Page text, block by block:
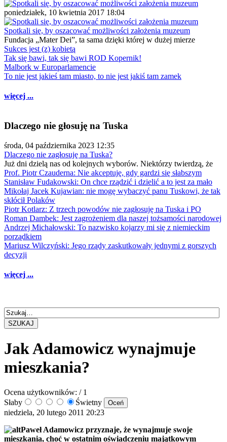
poniedziałek, 10 kwietnia 2017 18:04
Spotkali się, by oszacować możliwości założenia muzeum
Fundacja „Mater Dei”, ta sama dzięki której w dużej mierze
Sukces jest (z) kobietą
Tak się bawi, tak się bawi ROD Kopernik!
Malbork w Europarlamencie
To nie jest jakieś tam miasto, to nie jest jakiś tam zamek
więcej ...
Dlaczego nie głosuję na Tuska
środa, 04 października 2023 12:35
Dlaczego nie zagłosuję na Tuska?
Już dni dzielą nas od kolejnych wyborów. Niektórzy twierdzą, że
Prof. Piotr Czauderna: Nie akceptuję, gdy gardzi się słabszym
Stanisław Fudakowski: On chce rządzić i dzielić a to jest za mało
Mikołaj Jacek Kujawian: nie mogę wybaczyć panu Tuskowi, że tak
skłócił Polaków
Piotr Kotlarz: Z trzech powodów nie zagłosuję na Tuska i PO
Roman Dambek: Jest zagrożeniem dla naszej tożsamości narodowej
Andrzej Michałowski: To nazwisko kojarzy mi się z niemieckim
porządkiem
Mariusz Wilczyński: Jego rządy zaskutkowały jednymi z gorszych
decyzji
więcej ...
SZUKAJ
Jak Adamowicz wynajmuje
mieszkania?
Ocena użytkowników: / 1
Słaby
Świetny
niedziela, 20 lutego 2011 20:23
Paweł Adamowicz przyznaje, że wynajmuje swoje
mieszkania, choć w ostatnim oświadczeniu majątkowym